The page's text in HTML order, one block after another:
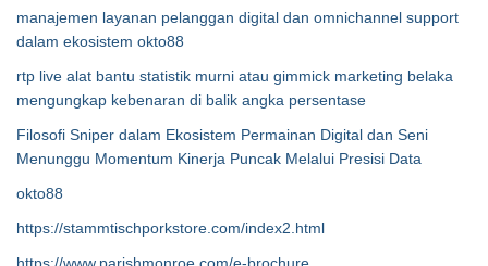
manajemen layanan pelanggan digital dan omnichannel support
dalam ekosistem okto88
rtp live alat bantu statistik murni atau gimmick marketing belaka
mengungkap kebenaran di balik angka persentase
Filosofi Sniper dalam Ekosistem Permainan Digital dan Seni
Menunggu Momentum Kinerja Puncak Melalui Presisi Data
okto88
https://stammtischporkstore.com/index2.html